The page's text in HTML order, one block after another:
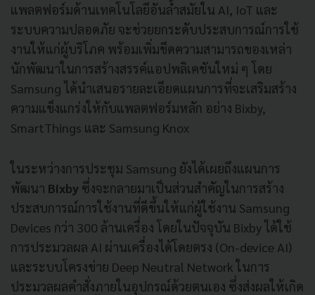
แพลตฟอร์มด้านเทคโนโลยีอันล้ำสมัยใน AI, IoT และ
ระบบความปลอดภัย จะช่วยยกระดับประสบการณ์การใช้
งานให้แก่ผู้บริโภค พร้อมเพิ่มขีดความสามารถของเหล่า
นักพัฒนาในการสร้างสรรค์แอปพลิเคชันใหม่ ๆ โดย
Samsung ได้นำเสนอรายละเอียดแผนการที่จะเสริมสร้าง
ความแข็งแกร่งให้กับแพลตฟอร์มหลัก อย่าง Bixby,
SmartThings และ Samsung Knox
ในระหว่างการประชุม Samsung ยังได้เผยถึงแผนการ
พัฒนา Bixby ซึ่งจะกลายมาเป็นส่วนสำคัญในการสร้าง
ประสบการณ์การใช้งานที่ดีขึ้นให้แก่ผู้ใช้งาน Samsung
Devices กว่า 300 ล้านเครื่อง โดยในปัจจุบัน Bixby ได้ใช้
การประมวลผล AI ผ่านเครื่องได้โดยตรง (On-device AI)
และระบบโครงข่าย Deep Neutral Network ในการ
ประมวลผลคำสั่งภายในอุปกรณ์ด้วยตนเอง ซึ่งส่งผลให้เกิด